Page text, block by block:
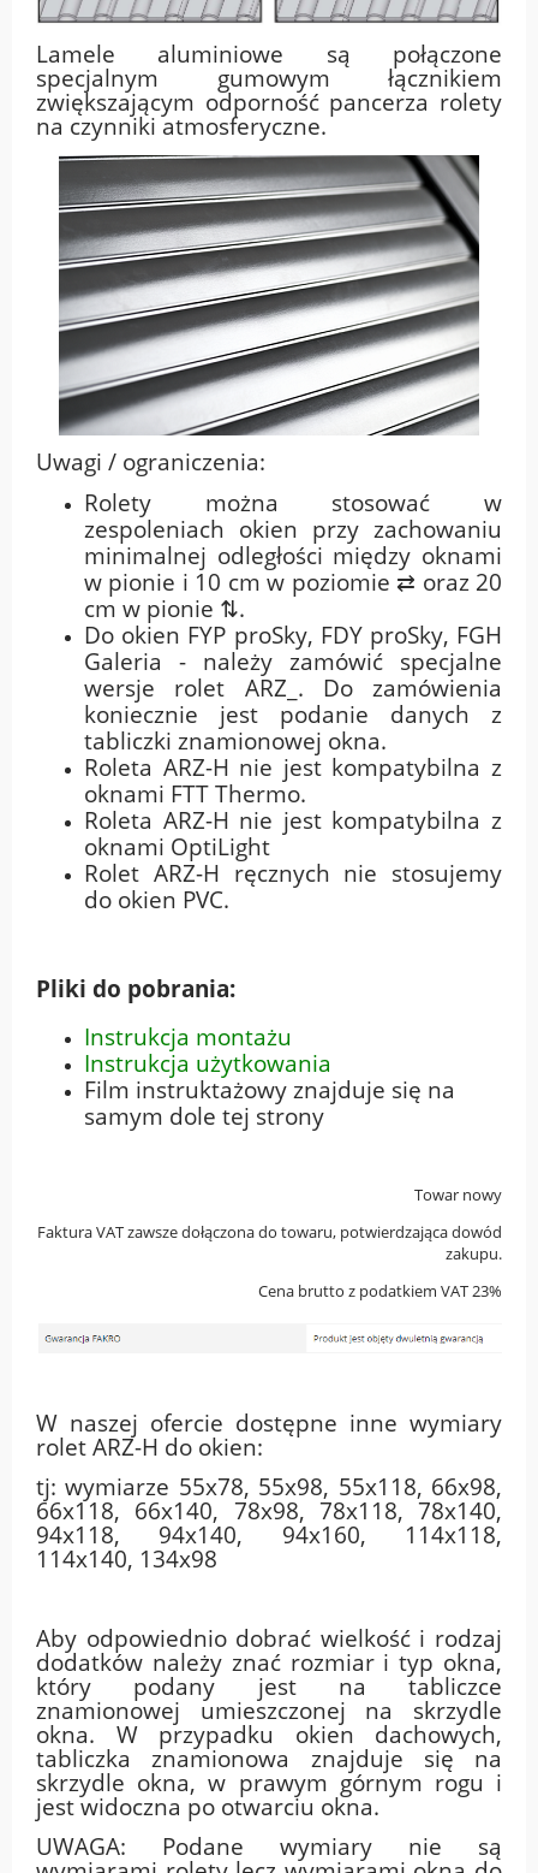
Lamele aluminiowe są połączone
specjalnym gumowym łącznikiem
zwiększającym odporność pancerza rolety
na czynniki atmosferyczne.
Uwagi / ograniczenia:
Rolety można stosować w
zespoleniach okien przy zachowaniu
minimalnej odległości między oknami
w pionie i 10 cm w poziomie ⇄ oraz 20
cm w pionie ⇅.
Do okien FYP proSky, FDY proSky, FGH
Galeria - należy zamówić specjalne
wersje rolet ARZ_. Do zamówienia
koniecznie jest podanie danych z
tabliczki znamionowej okna.
Roleta ARZ-H nie jest kompatybilna z
oknami FTT Thermo.
Roleta ARZ-H nie jest kompatybilna z
oknami OptiLight
Rolet ARZ-H ręcznych nie stosujemy
do okien PVC.
Pliki do pobrania:
Instrukcja montażu
Instrukcja użytkowania
Film instruktażowy znajduje się na
samym dole tej strony
Towar nowy
Faktura VAT zawsze dołączona do towaru, potwierdzająca dowód
zakupu.
Cena brutto z podatkiem VAT 23%
W naszej ofercie dostępne inne wymiary
rolet ARZ-H do okien:
tj: wymiarze 55x78, 55x98, 55x118, 66x98,
66x118, 66x140, 78x98, 78x118, 78x140,
94x118, 94x140, 94x160, 114x118,
114x140, 134x98
Aby odpowiednio dobrać wielkość i rodzaj
dodatków należy znać rozmiar i typ okna,
który podany jest na tabliczce
znamionowej umieszczonej na skrzydle
okna. W przypadku okien dachowych,
tabliczka znamionowa znajduje się na
skrzydle okna, w prawym górnym rogu i
jest widoczna po otwarciu okna.
UWAGA: Podane wymiary nie są